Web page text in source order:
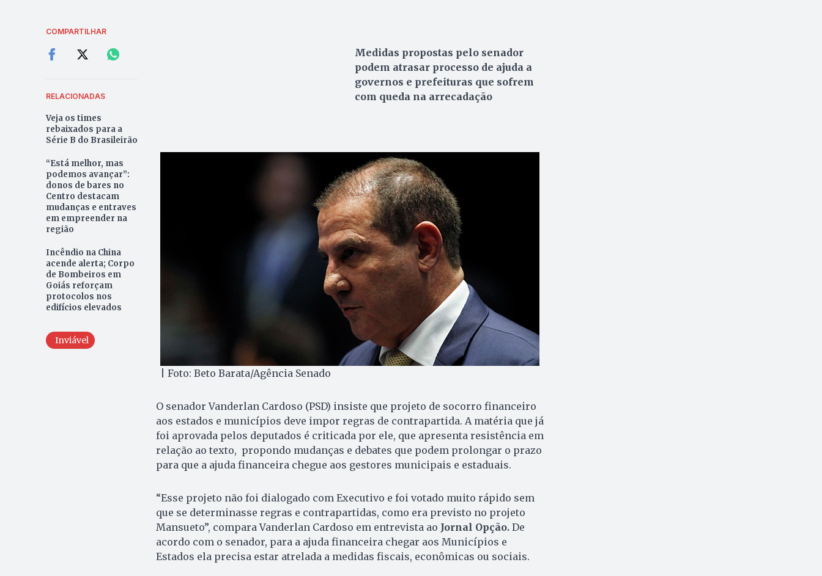
COMPARTILHAR
RELACIONADAS
Veja os times
rebaixados para a
Série B do Brasileirão
“Está melhor, mas
podemos avançar”:
donos de bares no
Centro destacam
mudanças e entraves
em empreender na
região
Incêndio na China
acende alerta; Corpo
de Bombeiros em
Goiás reforçam
protocolos nos
edifícios elevados
Inviável
Medidas propostas pelo senador
podem atrasar processo de ajuda a
governos e prefeituras que sofrem
com queda na arrecadação
| Foto: Beto Barata/Agência Senado
O senador Vanderlan Cardoso (PSD) insiste que projeto de socorro financeiro
aos estados e municípios deve impor regras de contrapartida. A matéria que já
foi aprovada pelos deputados é criticada por ele, que apresenta resistência em
relação ao texto, propondo mudanças e debates que podem prolongar o prazo
para que a ajuda financeira chegue aos gestores municipais e estaduais.
“Esse projeto não foi dialogado com Executivo e foi votado muito rápido sem
que se determinasse regras e contrapartidas, como era previsto no projeto
Mansueto”, compara Vanderlan Cardoso em entrevista ao Jornal Opção. De
acordo com o senador, para a ajuda financeira chegar aos Municípios e
Estados ela precisa estar atrelada a medidas fiscais, econômicas ou sociais.